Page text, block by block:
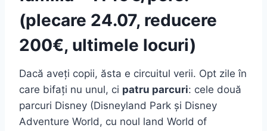
(plecare 24.07, reducere
200€, ultimele locuri)
Dacă aveți copii, ăsta e circuitul verii. Opt zile în
care bifați nu unul, ci patru parcuri: cele două
parcuri Disney (Disneyland Park și Disney
Adventure World, cu noul land World of